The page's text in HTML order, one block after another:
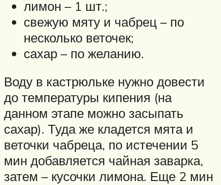
лимон – 1 шт.;
свежую мяту и чабрец – по
несколько веточек;
сахар – по желанию.
Воду в кастрюльке нужно довести
до температуры кипения (на
данном этапе можно засыпать
сахар). Туда же кладется мята и
веточки чабреца, по истечении 5
мин добавляется чайная заварка,
затем – кусочки лимона. Еще 2 мин